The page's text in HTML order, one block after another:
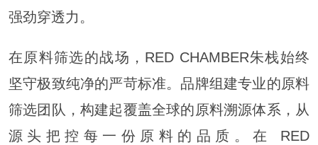
强劲穿透力。
在原料筛选的战场，RED CHAMBER朱栈始终
坚守极致纯净的严苛标准。品牌组建专业的原料
筛选团队，构建起覆盖全球的原料溯源体系，从
源头把控每一份原料的品质。在 RED